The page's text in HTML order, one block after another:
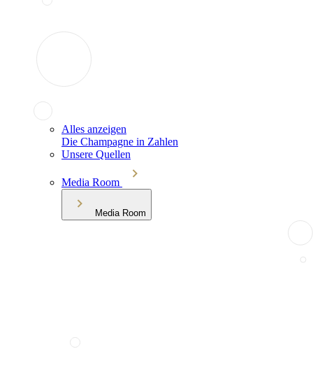
Alles anzeigen
Die Champagne in Zahlen
Unsere Quellen
Media Room
Media Room